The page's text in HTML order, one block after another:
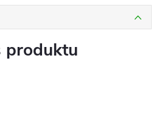
produktu